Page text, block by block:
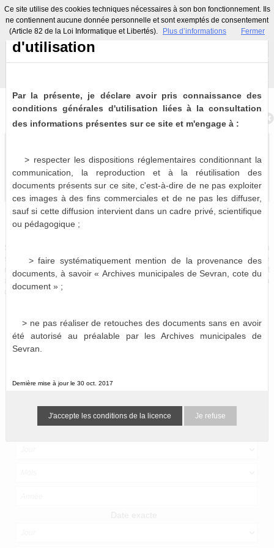
Ce site utilise des cookies techniques nécessaires à son bon fonctionnement. Ils
ne contiennent aucune donnée personnelle et sont exemptés de consentement
(Article 82 de la Loi Informatique et Libertés).
Plus d’informations Fermer
Retour à la recherche
Bulletins et journaux municipaux de Sevran
sont désormais partiellement disponibles à la consultation virtuelle. Pour le
moment, seules les périodes 1963-1975, 1986-1987 et 1996-2001 sont
actuellement numérisées et consultables en ligne, le reste devant être mis à
disposition dans les mois qui viennent.
Année
Conditions générales
d'utilisation
Par la présente, je déclare avoir pris connaissance des
conditions générales d'utilisation liées à la consultation
des informations présentes sur ce site et m'engage à :
> respecter les dispositions réglementaires conditionnant la
communication, la reproduction et à la réutilisation des
documents présents sur ce site, c'est-à-dire de ne pas exploiter
ces images à des fins commerciales et de ne pas les diffuser,
sauf si cette diffusion intervient dans un cadre privé, scientifique
ou pédagogique ;
> faire systématiquement mention de la provenance des
documents, à savoir « Archives municipales de Sevran, cote du
document » ;
> ne pas réaliser de retouches des documents sans en avoir
été autorisé au préalable par les Archives municipales de
Sevran.
Dernière mise à jour le 30 oct. 2017
Je refuse